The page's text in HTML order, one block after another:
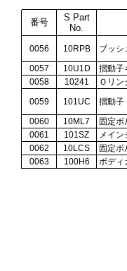
番号
S Part
No.
0056 10RPB ブッシ
0057
10U1D 摺動子
0058
10241 Ｏリン
0059
101UC 摺動子
0060
10ML7 固定ボ
0061
101SZ メイン
0062
10LCS 固定ボ
0063
100H6 ボディ